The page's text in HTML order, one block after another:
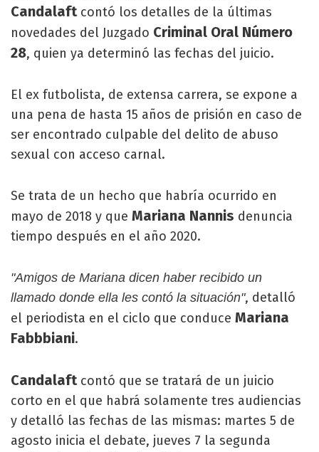
Candalaftcontó los detalles de la últimas
novedades del Juzgado Criminal Oral Número
28, quien ya determinó las fechas del juicio.
El ex futbolista, de extensa carrera, se expone a
una pena de hasta 15 años de prisión en caso de
ser encontrado culpable del delito de abuso
sexual con acceso carnal.
Se trata de un hecho que habría ocurrido en
mayo de 2018 y que Mariana Nannis denuncia
tiempo después en el año 2020.
"Amigos de Mariana dicen haber recibido un
llamado donde ella les contó la situación", detalló
el periodista en el ciclo que conduce Mariana
Fabbbiani.
Candalaft contó que se tratará de un juicio
corto en el que habrá solamente tres audiencias
y detalló las fechas de las mismas: martes 5 de
agosto inicia el debate, jueves 7 la segunda